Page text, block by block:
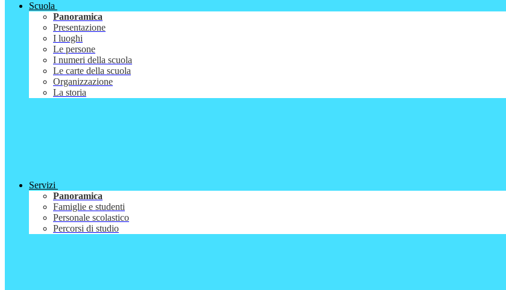
Scuola
Panoramica
Presentazione
I luoghi
Le persone
I numeri della scuola
Le carte della scuola
Organizzazione
La storia
Servizi
Panoramica
Famiglie e studenti
Personale scolastico
Percorsi di studio